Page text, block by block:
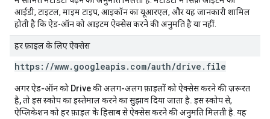
आईडी, टाइटल, माइम टाइप, आइकॉन का यूआरएल, और यह जानकारी शामिल
होती है कि ऐड-ऑन को आइटम ऐक्सेस करने की अनुमति है या नहीं.
हर फ़ाइल के लिए ऐक्सेस
https: //www. googleapis. com/auth/drive . file
अगर ऐड-ऑन को Drive की अलग-अलग फ़ाइलों को ऐक्सेस करने की ज़रूरत
है, तो इस स्कोप का इस्तेमाल करने का सुझाव दिया जाता है. इस स्कोप से,
ऐप्लिकेशन को हर फ़ाइल के हिसाब से ऐक्सेस करने की अनुमति मिलती है. यह